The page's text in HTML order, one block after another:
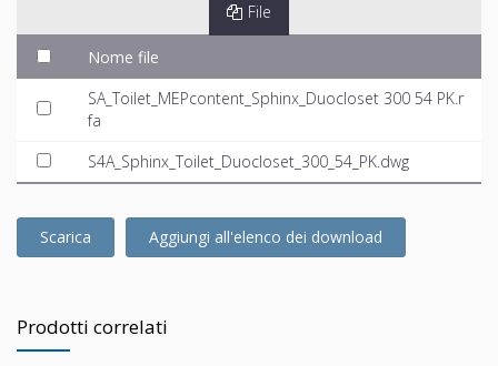
File
Nome file
SA_Toilet_MEPcontent_Sphinx_Duocloset 300 54 PK.r
fa
S4A_Sphinx_Toilet_Duocloset_300_54_PK.dwg
Scarica Aggiungi all'elenco dei download
Prodotti correlati